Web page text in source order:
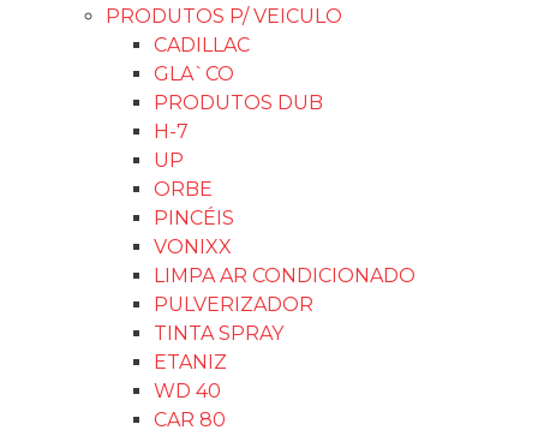
PRODUTOS P/ VEICULO
CADILLAC
GLA`CO
PRODUTOS DUB
H-7
UP
ORBE
PINCÉIS
VONIXX
LIMPA AR CONDICIONADO
PULVERIZADOR
TINTA SPRAY
ETANIZ
WD 40
CAR 80